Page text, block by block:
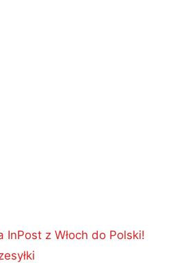
InPost z Włoch do Polski!